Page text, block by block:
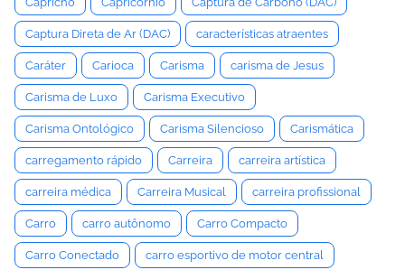
Captura Direta de Ar (DAC) características atraentes
Caráter Carioca Carisma carisma de Jesus
Carisma de Luxo Carisma Executivo
Carisma Ontológico Carisma Silencioso Carismática
carregamento rápido Carreira carreira artística
carreira médica Carreira Musical carreira profissional
Carro carro autônomo Carro Compacto
Carro Conectado carro esportivo de motor central